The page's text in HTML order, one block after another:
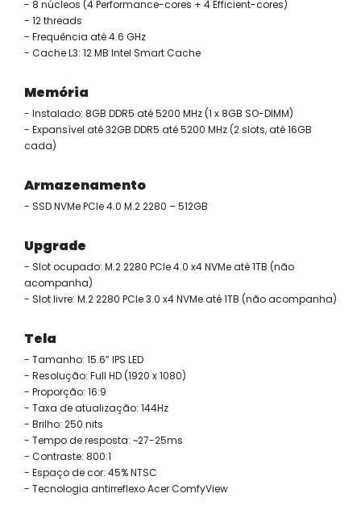
- 8 núcleos (4 Performance-cores + 4 Efficient-cores)
- 12 threads
- Frequência até 4.6 GHz
- Cache L3: 12 MB Intel Smart Cache
Memória
- Instalado: 8GB DDR5 até 5200 MHz (1 x 8GB SO-DIMM)
- Expansível até 32GB DDR5 até 5200 MHz (2 slots, até 16GB
cada)
Armazenamento
- SSD NVMe PCIe 4.0 M.2 2280 – 512GB
Upgrade
- Slot ocupado: M.2 2280 PCIe 4.0 x4 NVMe até 1TB (não
acompanha)
- Slot livre: M.2 2280 PCIe 3.0 x4 NVMe até 1TB (não acompanha)
Tela
- Tamanho: 15.6” IPS LED
- Resolução: Full HD (1920 x 1080)
- Proporção: 16:9
- Taxa de atualização: 144Hz
- Brilho: 250 nits
- Tempo de resposta: ~27-25ms
- Contraste: 800:1
- Espaço de cor: 45% NTSC
- Tecnologia antirreflexo Acer ComfyView